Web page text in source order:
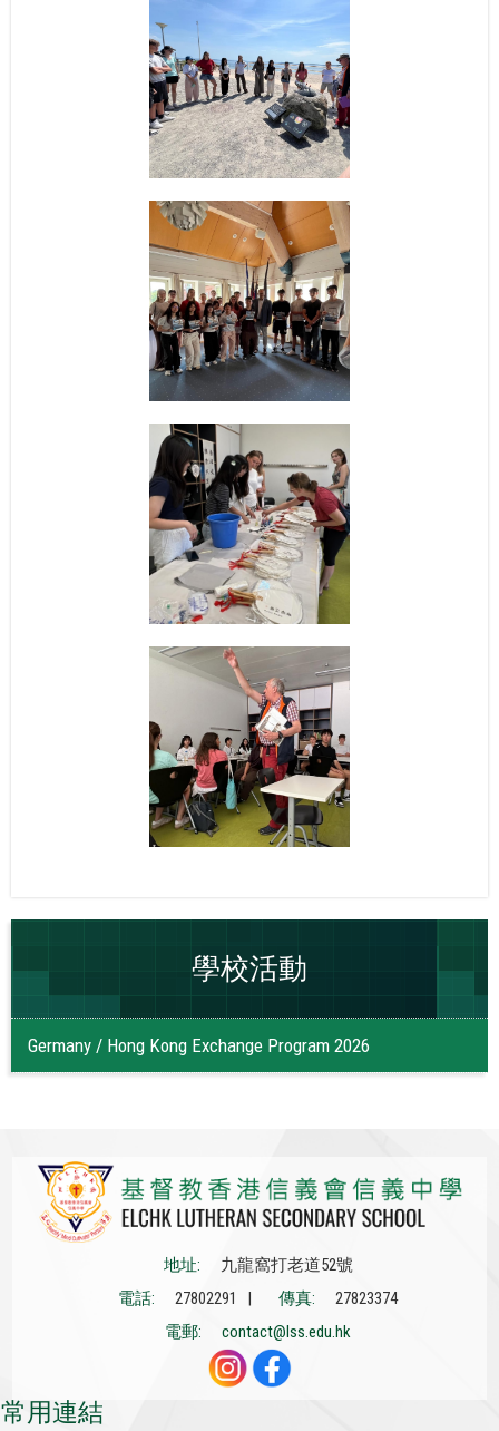
學校活動
Germany / Hong Kong Exchange Program 2026
地址:
九龍窩打老道52號
電話:
27802291 | 傳真:
27823374
電郵:
contact@lss.edu.hk
常用連結